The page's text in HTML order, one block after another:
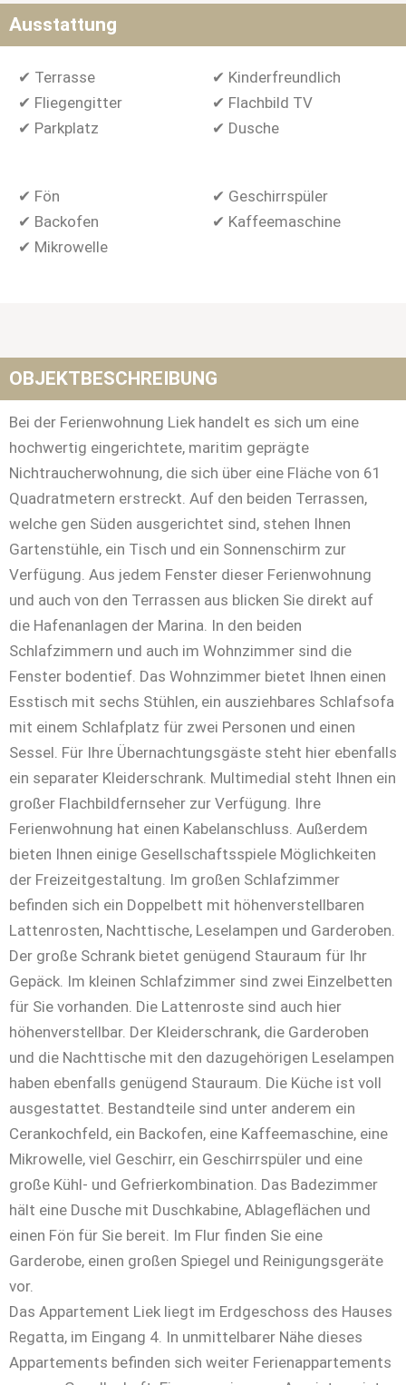
Ausstattung
✔ Terrasse
✔ Fliegengitter
✔ Parkplatz
✔ Kinderfreundlich
✔ Flachbild TV
✔ Dusche
✔ Fön
✔ Backofen
✔ Mikrowelle
✔ Geschirrspüler
✔ Kaffeemaschine
OBJEKTBESCHREIBUNG
Bei der Ferienwohnung Liek handelt es sich um eine
hochwertig eingerichtete, maritim geprägte
Nichtraucherwohnung, die sich über eine Fläche von 61
Quadratmetern erstreckt. Auf den beiden Terrassen,
welche gen Süden ausgerichtet sind, stehen Ihnen
Gartenstühle, ein Tisch und ein Sonnenschirm zur
Verfügung. Aus jedem Fenster dieser Ferienwohnung
und auch von den Terrassen aus blicken Sie direkt auf
die Hafenanlagen der Marina. In den beiden
Schlafzimmern und auch im Wohnzimmer sind die
Fenster bodentief. Das Wohnzimmer bietet Ihnen einen
Esstisch mit sechs Stühlen, ein ausziehbares Schlafsofa
mit einem Schlafplatz für zwei Personen und einen
Sessel. Für Ihre Übernachtungsgäste steht hier ebenfalls
ein separater Kleiderschrank. Multimedial steht Ihnen ein
großer Flachbildfernseher zur Verfügung. Ihre
Ferienwohnung hat einen Kabelanschluss. Außerdem
bieten Ihnen einige Gesellschaftsspiele Möglichkeiten
der Freizeitgestaltung. Im großen Schlafzimmer
befinden sich ein Doppelbett mit höhenverstellbaren
Lattenrosten, Nachttische, Leselampen und Garderoben.
Der große Schrank bietet genügend Stauraum für Ihr
Gepäck. Im kleinen Schlafzimmer sind zwei Einzelbetten
für Sie vorhanden. Die Lattenroste sind auch hier
höhenverstellbar. Der Kleiderschrank, die Garderoben
und die Nachttische mit den dazugehörigen Leselampen
haben ebenfalls genügend Stauraum. Die Küche ist voll
ausgestattet. Bestandteile sind unter anderem ein
Cerankochfeld, ein Backofen, eine Kaffeemaschine, eine
Mikrowelle, viel Geschirr, ein Geschirrspüler und eine
große Kühl- und Gefrierkombination. Das Badezimmer
hält eine Dusche mit Duschkabine, Ablageflächen und
einen Fön für Sie bereit. Im Flur finden Sie eine
Garderobe, einen großen Spiegel und Reinigungsgeräte
vor.
Das Appartement Liek liegt im Erdgeschoss des Hauses
Regatta, im Eingang 4. In unmittelbarer Nähe dieses
Appartements befinden sich weiter Ferienappartements